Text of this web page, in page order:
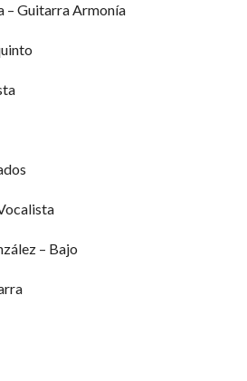
– Guitarra Armonía
– Bajo